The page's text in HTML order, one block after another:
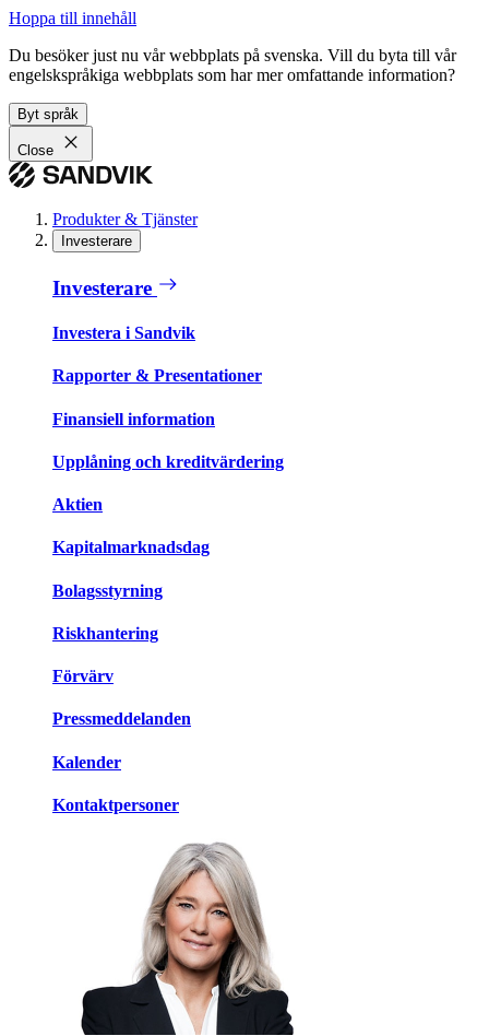
Hoppa till innehåll
Du besöker just nu vår webbplats på svenska. Vill du byta till vår
engelskspråkiga webbplats som har mer omfattande information?
Byt språk
Close
Produkter & Tjänster
Investerare
Investerare
Investera i Sandvik
Rapporter & Presentationer
Finansiell information
Upplåning och kreditvärdering
Aktien
Kapitalmarknadsdag
Bolagsstyrning
Riskhantering
Förvärv
Pressmeddelanden
Kalender
Kontaktpersoner